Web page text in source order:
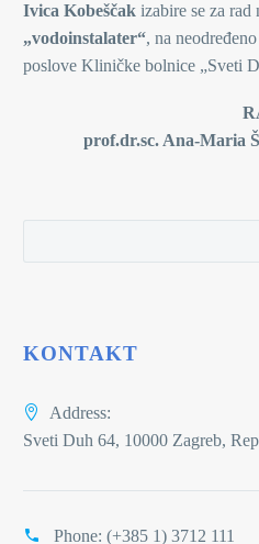
Ivica Kobeščak izabire se za rad
„vodoinstalater“, na
poslove Kliničke bolnice „Sveti
prof.dr.sc. Ana-Maria
KONTAKT
Address:
Sveti Duh 64, 10000 Zagreb,
Phone: (+385 1) 3712 111